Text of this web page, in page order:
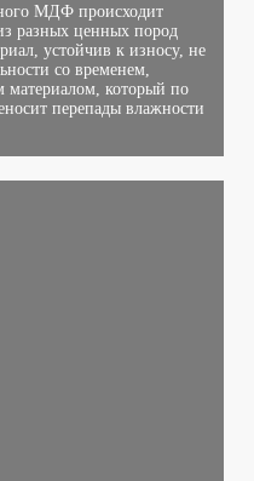
МДФ происходит
разных ценных пород
устойчив к износу, не
со временем,
материалом, который по
перепады влажности